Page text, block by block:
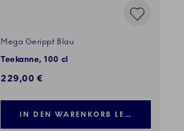
Mega Gerippt Blau
Teekanne, 100 cl
229,00 €
IN DEN WARENKORB LEGEN